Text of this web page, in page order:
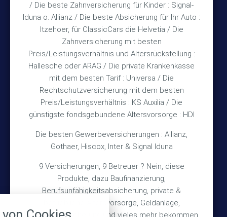
/ Die beste Zahnversicherung für Kinder : Signal-
Iduna o. Allianz / Die beste Absicherung für Ihr Auto :
Itzehoer, für ClassicCars die Helvetia / Die
Zahnversicherung mit besten
Preis/Leistungsverhältnis und Altersrückstellung :
Hallesche oder ARAG / Die private Krankenkasse
mit dem besten Tarif : Universa / Die
Rechtschutzversicherung mit dem besten
Preis/Leistungsverhältnis : KS Auxilia / Die
günstigste fondsgebundene Altersvorsorge : HDI
Die besten Gewerbeversicherungen : Allianz,
Gothaer, Hiscox, Inter & Signal Iduna
9 Versicherungen, 9 Betreuer ? Nein, diese
Produkte, dazu Baufinanzierung,
Berufsunfähigkeitsabsicherung, private &
betriebliche Altersvorsorge, Geldanlage,
Gebäudeversicherung und vieles mehr bekommen
und nach Vereinbarung
Rechtliches
Impressum
Datenschutz
Erstinformation
Wichtiges
Über mich
Bedarfsermittlung
Schadensmeldung